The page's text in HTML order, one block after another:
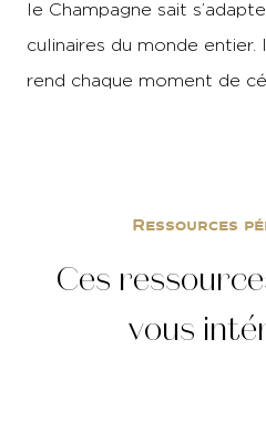
le Champagne sait
culinaires du monde
rend chaque moment de
Ressources
Ces
vous